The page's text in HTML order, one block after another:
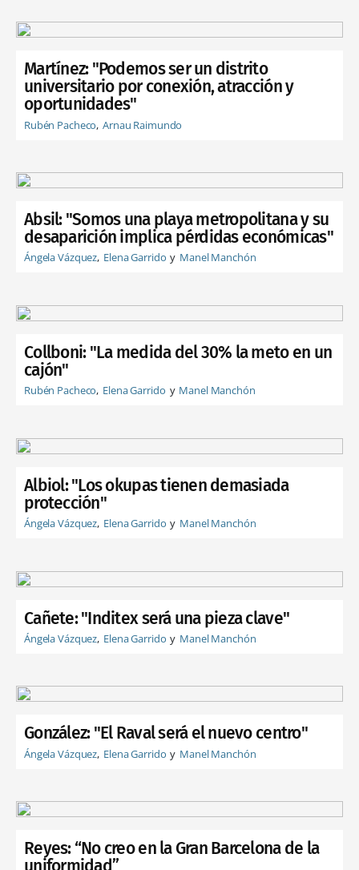
Martínez: "Podemos ser un distrito
universitario por conexión, atracción y
oportunidades"
Rubén Pacheco Arnau Raimundo
Absil: "Somos una playa metropolitana y su
desaparición implica pérdidas económicas"
Ángela Vázquez Elena Garrido Manel Manchón
Collboni: "La medida del 30% la meto en un
cajón"
Rubén Pacheco Elena Garrido Manel Manchón
Albiol: "Los okupas tienen demasiada
protección"
Ángela Vázquez Elena Garrido Manel Manchón
Cañete: "Inditex será una pieza clave"
Ángela Vázquez Elena Garrido Manel Manchón
González: "El Raval será el nuevo centro"
Ángela Vázquez Elena Garrido Manel Manchón
Reyes: “No creo en la Gran Barcelona de la